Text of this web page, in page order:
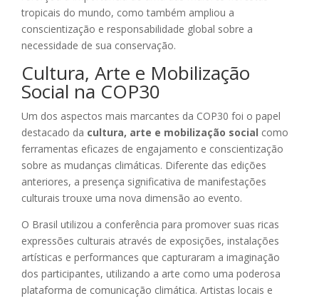
tropicais do mundo, como também ampliou a
conscientização e responsabilidade global sobre a
necessidade de sua conservação.
Cultura, Arte e Mobilização
Social na COP30
Um dos aspectos mais marcantes da COP30 foi o papel
destacado da cultura, arte e mobilização social como
ferramentas eficazes de engajamento e conscientização
sobre as mudanças climáticas. Diferente das edições
anteriores, a presença significativa de manifestações
culturais trouxe uma nova dimensão ao evento.
O Brasil utilizou a conferência para promover suas ricas
expressões culturais através de exposições, instalações
artísticas e performances que capturaram a imaginação
dos participantes, utilizando a arte como uma poderosa
plataforma de comunicação climática. Artistas locais e